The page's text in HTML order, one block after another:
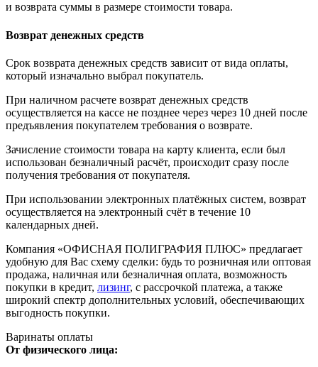
и возврата суммы в размере стоимости товара.
Возврат денежных средств
Срок возврата денежных средств зависит от вида оплаты,
который изначально выбрал покупатель.
При наличном расчете возврат денежных средств
осуществляется на кассе не позднее через через 10 дней после
предъявления покупателем требования о возврате.
Зачисление стоимости товара на карту клиента, если был
использован безналичный расчёт, происходит сразу после
получения требования от покупателя.
При использовании электронных платёжных систем, возврат
осуществляется на электронный счёт в течение 10
календарных дней.
Компания «ОФИСНАЯ ПОЛИГРАФИЯ ПЛЮС» предлагает
удобную для Вас схему сделки: будь то розничная или оптовая
продажа, наличная или безналичная оплата, возможность
покупки в кредит, лизинг, с рассрочкой платежа, а также
широкий спектр дополнительных условий, обеспечивающих
выгодность покупки.
Варинаты оплаты
От физического лица: